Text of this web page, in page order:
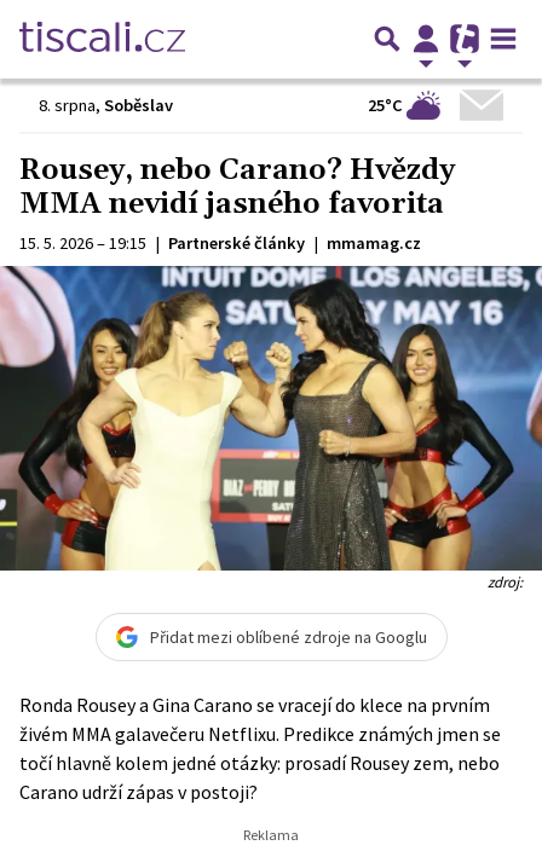
8. srpna, Soběslav 25°C
Rousey, nebo Carano? Hvězdy
MMA nevidí jasného favorita
15. 5. 2026 – 19:15 | Partnerské články | mmamag.cz
zdroj:
Přidat mezi oblíbené zdroje na Googlu
Ronda Rousey a Gina Carano se vracejí do klece na prvním
živém MMA galavečeru Netflixu. Predikce známých jmen se
točí hlavně kolem jedné otázky: prosadí Rousey zem, nebo
Carano udrží zápas v postoji?